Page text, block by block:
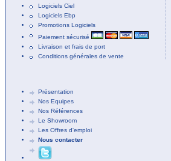
Logiciels Ciel
Logiciels Ebp
Promotions Logiciels
Paiement sécurisé
Livraison et frais de port
Conditions générales de vente
Présentation
Nos Equipes
Nos Références
Le Showroom
Les Offres d'emploi
Nous contacter